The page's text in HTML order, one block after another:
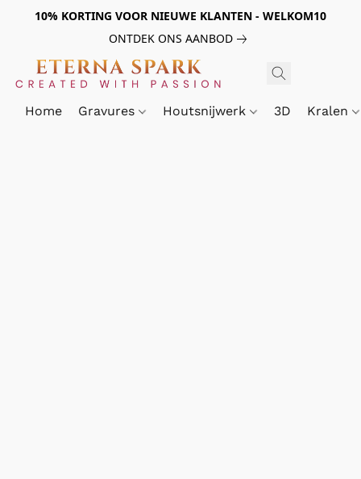
10% KORTING VOOR NIEUWE KLANTEN - WELKOM10
ONTDEK ONS AANBOD
Home Gravures Houtsnijwerk 3D Kralen